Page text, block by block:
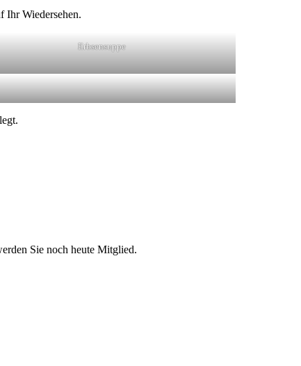
Ihr Wiedersehen.
Erbsensuppe
Sie noch heute Mitglied.